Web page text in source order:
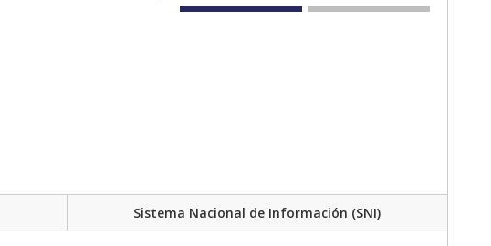
Sistema Nacional de Información (SNI)